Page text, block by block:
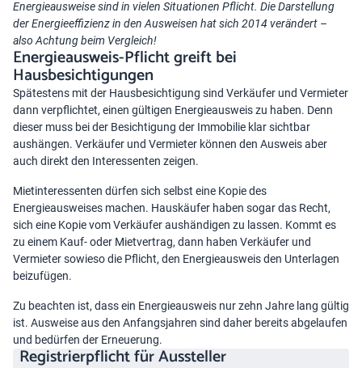
Energieausweise sind in vielen Situationen Pflicht. Die Darstellung
der Energieeffizienz in den Ausweisen hat sich 2014 verändert –
also Achtung beim Vergleich!
Energieausweis-Pflicht greift bei
Hausbesichtigungen
Spätestens mit der Hausbesichtigung sind Verkäufer und Vermieter
dann verpflichtet, einen gültigen Energieausweis zu haben. Denn
dieser muss bei der Besichtigung der Immobilie klar sichtbar
aushängen. Verkäufer und Vermieter können den Ausweis aber
auch direkt den Interessenten zeigen.
Mietinteressenten dürfen sich selbst eine Kopie des
Energieausweises machen. Hauskäufer haben sogar das Recht,
sich eine Kopie vom Verkäufer aushändigen zu lassen. Kommt es
zu einem Kauf- oder Mietvertrag, dann haben Verkäufer und
Vermieter sowieso die Pflicht, den Energieausweis den Unterlagen
beizufügen.
Zu beachten ist, dass ein Energieausweis nur zehn Jahre lang gültig
ist. Ausweise aus den Anfangsjahren sind daher bereits abgelaufen
und bedürfen der Erneuerung.
Registrierpflicht für Aussteller